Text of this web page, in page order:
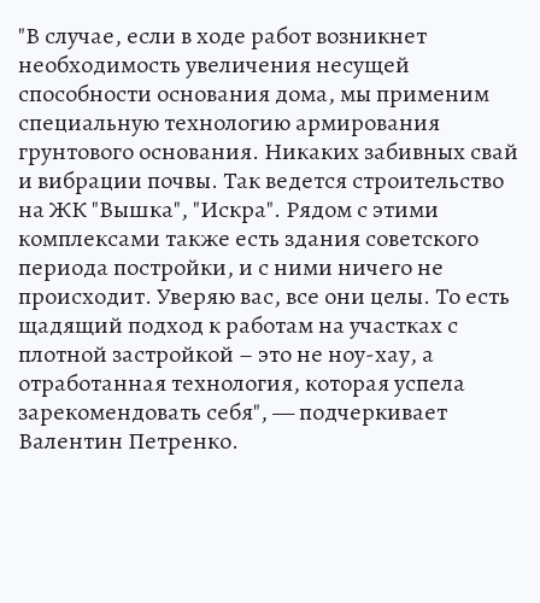
"В случае, если в ходе работ возникнет
необходимость увеличения несущей
способности основания дома, мы применим
специальную технологию армирования
грунтового основания. Никаких забивных свай
и вибрации почвы. Так ведется строительство
на ЖК "Вышка", "Искра". Рядом с этими
комплексами также есть здания советского
периода постройки, и с ними ничего не
происходит. Уверяю вас, все они целы. То есть
щадящий подход к работам на участках с
плотной застройкой – это не ноу-хау, а
отработанная технология, которая успела
зарекомендовать себя", — подчеркивает
Валентин Петренко.